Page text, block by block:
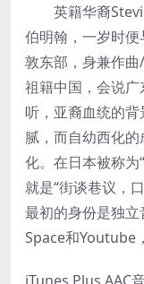
英籍华裔
伯明翰，一岁时
敦东部，身兼作
祖籍中国，会说
听，亚裔血统的
腻，而自幼西化
化。在日本被称为
就是“街谈巷议，
最初的身份是独
Space和Youtube